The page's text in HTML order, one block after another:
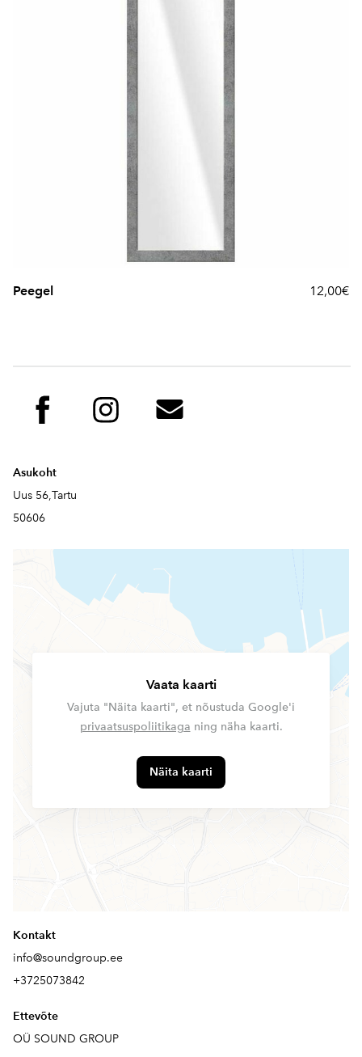
Peegel 12,00€
Asukoht
Uus 56,Tartu
50606
Vaata kaarti
Vajuta "Näita kaarti", et nõustuda Google'i
privaatsuspoliitikaga ning näha kaarti.
Näita kaarti
Kontakt
info@soundgroup.ee
+3725073842
Ettevõte
OÜ SOUND GROUP